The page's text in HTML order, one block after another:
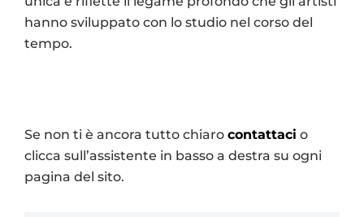
hanno sviluppato con lo studio nel corso del
tempo.
Se non ti è ancora tutto chiaro contattaci o
clicca sull’assistente in basso a destra su ogni
pagina del sito.